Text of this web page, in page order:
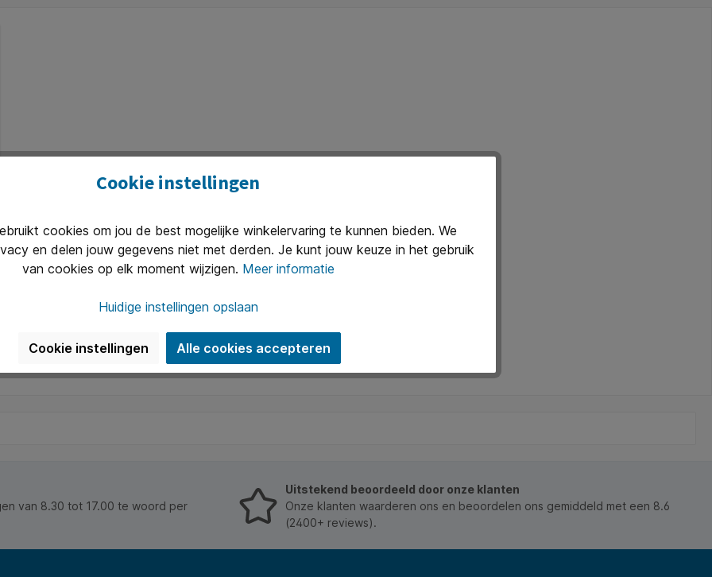
van 8.30 tot 17.00 te woord per
Uitstekend beoordeeld door onze klanten
Onze klanten waarderen ons en beoordelen ons gemiddeld met een 8.6
(2400+ reviews).
Cookie instellingen
cookies om jou de best mogelijke winkelervaring te kunnen bieden. We
en delen jouw gegevens niet met derden. Je kunt jouw keuze in het gebruik
van cookies op elk moment wijzigen. Meer informatie
Huidige instellingen opslaan
Cookie instellingen Alle cookies accepteren